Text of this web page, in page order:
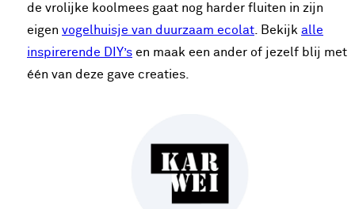
de vrolijke koolmees gaat nog harder fluiten in zijn
eigen vogelhuisje van duurzaam ecolat . Bekijk alle
inspirerende DIY’s en maak een ander of jezelf blij met
één van deze gave creaties.